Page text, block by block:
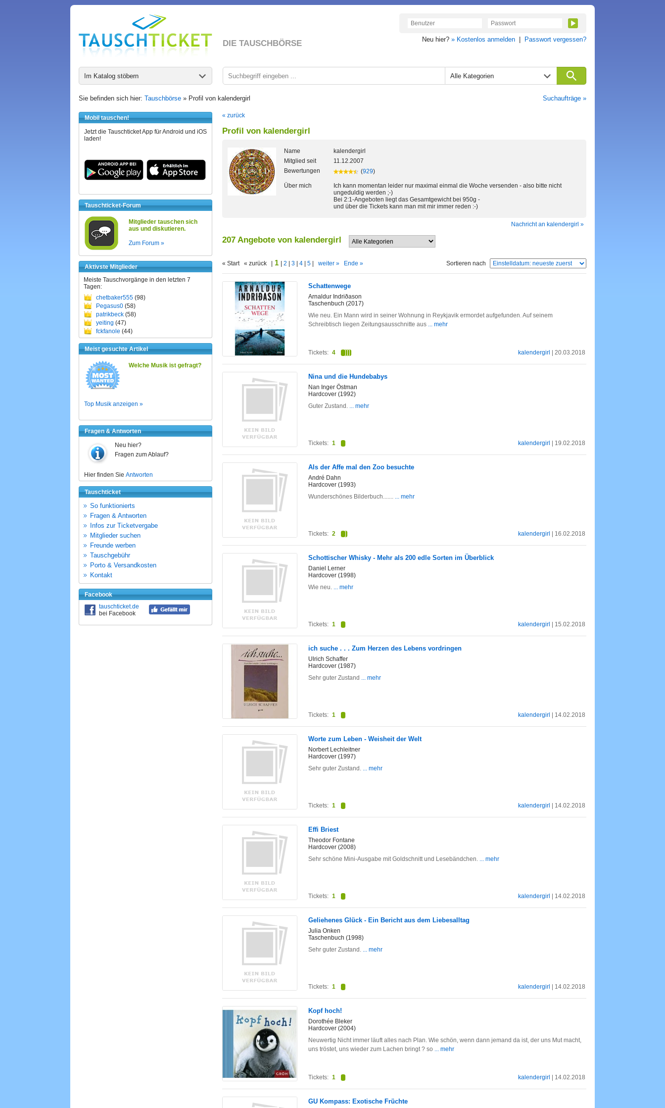
DIE TAUSCHBÖRSE Neu hier? » Kostenlos anmelden Passwort vergessen?
Im Katalog stöbern Alle Kategorien
Sie befinden sich hier: Tauschbörse » Profil von kalendergirl Suchaufträge »
Mobil tauschen!
Jetzt die Tauschticket App für Android und iOS
laden!
Tauschticket-Forum
Mitglieder tauschen sich
aus und diskutieren.
Zum Forum »
Aktivste Mitglieder
Meiste Tauschvorgänge in den letzten 7
Tagen:
chetbaker555 (98)
Pegasus0 (58)
patrikbeck (58)
yeiting (47)
fckfanole (44)
Meist gesuchte Artikel
Welche Musik ist gefragt?
Top Musik anzeigen »
Fragen & Antworten
Neu hier?
Fragen zum Ablauf?
Hier finden Sie Antworten
Tauschticket
So funktionierts
Fragen & Antworten
Infos zur Ticketvergabe
Mitglieder suchen
Freunde werben
Tauschgebühr
Porto & Versandkosten
Kontakt
Facebook
tauschticket.de
bei Facebook
« zurück
Profil von kalendergirl
Name
kalendergirl
Mitglied seit
11.12.2007
Bewertungen
(929)
Über mich
Ich kann momentan leider nur maximal einmal die Woche versenden - also bitte nicht
ungeduldig werden ;-)
Bei 2:1-Angeboten liegt das Gesamtgewicht bei 950g -
und über die Tickets kann man mit mir immer reden :-)
Nachricht an kalendergirl »
207 Angebote von kalendergirl
« Start « zurück | 1 2 3 4 5 weiter » Ende » Sortieren nach
Schattenwege
Arnaldur Indriðason
Taschenbuch (2017)
Wie neu. Ein Mann wird in seiner Wohnung in Reykjavik ermordet aufgefunden. Auf seinem
Schreibtisch liegen Zeitungsausschnitte aus ... mehr
kalendergirl | 20.03.2018
Tickets: 4
Nina und die Hundebabys
Nan Inger Östman
Hardcover (1992)
Guter Zustand. ... mehr
kalendergirl | 19.02.2018
Tickets: 1
Als der Affe mal den Zoo besuchte
André Dahn
Hardcover (1993)
Wunderschönes Bilderbuch....... ... mehr
kalendergirl | 16.02.2018
Tickets: 2
Schottischer Whisky - Mehr als 200 edle Sorten im Überblick
Daniel Lerner
Hardcover (1998)
Wie neu. ... mehr
kalendergirl | 15.02.2018
Tickets: 1
ich suche . . . Zum Herzen des Lebens vordringen
Ulrich Schaffer
Hardcover (1987)
Sehr guter Zustand ... mehr
kalendergirl | 14.02.2018
Tickets: 1
Worte zum Leben - Weisheit der Welt
Norbert Lechleitner
Hardcover (1997)
Sehr guter Zustand. ... mehr
kalendergirl | 14.02.2018
Tickets: 1
Effi Briest
Theodor Fontane
Hardcover (2008)
Sehr schöne Mini-Ausgabe mit Goldschnitt und Lesebändchen. ... mehr
kalendergirl | 14.02.2018
Tickets: 1
Geliehenes Glück - Ein Bericht aus dem Liebesalltag
Julia Onken
Taschenbuch (1998)
Sehr guter Zustand. ... mehr
kalendergirl | 14.02.2018
Tickets: 1
Kopf hoch!
Dorothée Bleker
Hardcover (2004)
Neuwertig Nicht immer läuft alles nach Plan. Wie schön, wenn dann jemand da ist, der uns Mut macht,
uns tröstet, uns wieder zum Lachen bringt ? so ... mehr
kalendergirl | 14.02.2018
Tickets: 1
GU Kompass: Exotische Früchte